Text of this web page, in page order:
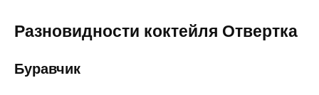
Разновидности коктейля Отвертка
Буравчик